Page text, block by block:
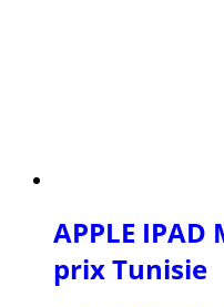
APPLE
prix Tunisie